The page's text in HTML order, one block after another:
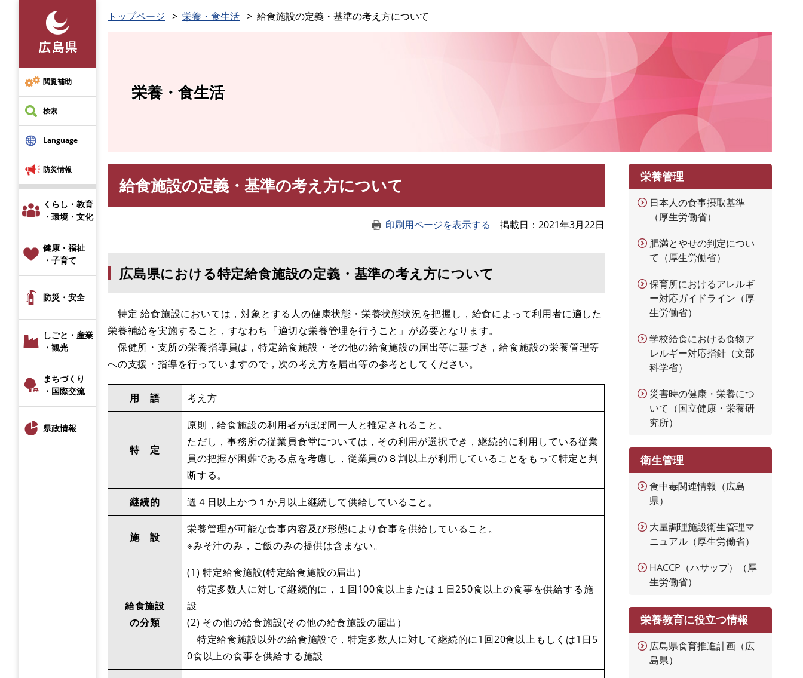
先
頭
で
す
閲覧補助
検索
Language
防災情報
くらし・教育
・環境・文化
健康・福祉
・子育て
防災・安全
しごと・産業
・観光
まちづくり
・国際交流
県政情報
トップページ 栄養・食生活 給食施設の定義・基準の考え方について
栄養・食生活
給食施設の定義・基準の考え方について
印刷用ページを表示する 掲載日 2021年3月22日
広島県における特定給食施設の定義・基準の考え方について
特定 給食施設においては，対象とする人の健康状態・栄養状態状況を把握し，給食によって利用者に適した
栄養補給を実施すること，すなわち「適切な栄養管理を行うこと」が必要となります。
保健所・支所の栄養指導員は，特定給食施設・その他の給食施設の届出等に基づき，給食施設の栄養管理等
への支援・指導を行っていますので，次の考え方を届出等の参考としてください。
用 語 考え方
特 定
原則，給食施設の利用者がほぼ同一人と推定されること。
ただし，事務所の従業員食堂については，その利用が選択でき，継続的に利用している従業
員の把握が困難である点を考慮し，従業員の８割以上が利用していることをもって特定と判
断する。
継続的 週４日以上かつ１か月以上継続して供給していること。
施 設
栄養管理が可能な食事内容及び形態により食事を供給していること。
※みそ汁のみ，ご飯のみの提供は含まない。
給食施設
の分類
(1) 特定給食施設(特定給食施設の届出）
特定多数人に対して継続的に，１回100食以上または１日250食以上の食事を供給する施
設
(2) その他の給食施設(その他の給食施設の届出）
特定給食施設以外の給食施設で，特定多数人に対して継続的に1回20食以上もしくは1日5
0食以上の食事を供給する施設
栄養管理
日本人の食事摂取基準
（厚生労働省）
肥満とやせの判定につい
て（厚生労働省）
保育所におけるアレルギ
ー対応ガイドライン（厚
生労働省）
学校給食における食物ア
レルギー対応指針（文部
科学省）
災害時の健康・栄養につ
いて（国立健康・栄養研
究所）
衛生管理
食中毒関連情報（広島
県）
大量調理施設衛生管理マ
ニュアル（厚生労働省）
HACCP（ハサップ）（厚
生労働省）
栄養教育に役立つ情報
広島県食育推進計画（広
島県）